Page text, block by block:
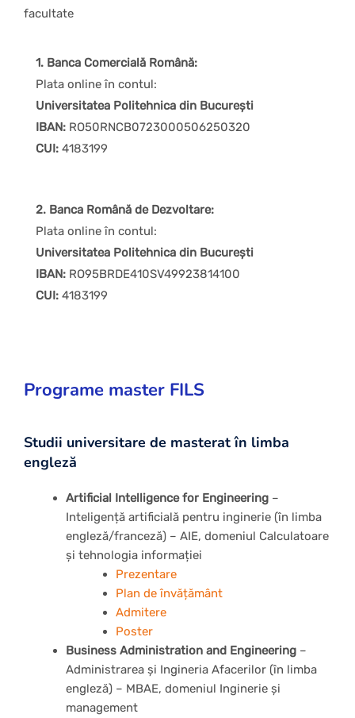
facultate
1. Banca Comercială Română:
Plata online în contul:
Universitatea Politehnica din București
IBAN: RO50RNCB0723000506250320
CUI: 4183199
2. Banca Română de Dezvoltare:
Plata online în contul:
Universitatea Politehnica din București
IBAN: RO95BRDE410SV49923814100
CUI: 4183199
Programe master FILS
Studii universitare de masterat în limba
engleză
Artificial Intelligence for Engineering –
Inteligență artificială pentru inginerie (în limba
engleză/franceză) – AIE, domeniul Calculatoare
şi tehnologia informației
Prezentare
Plan de învățământ
Admitere
Poster
Business Administration and Engineering –
Administrarea și Ingineria Afacerilor (în limba
engleză) – MBAE, domeniul Inginerie şi
management